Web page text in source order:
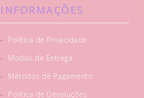
INFORMAÇÕES
-
Política de Privacidade
-
Modos de Entrega
-
Métodos de Pagamento
-
Política de Devoluções